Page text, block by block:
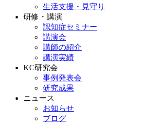
生活支援・見守り
研修・講演
認知症セミナー
講演会
講師の紹介
講演実績
KC研究会
事例発表会
研究成果
ニュース
お知らせ
ブログ